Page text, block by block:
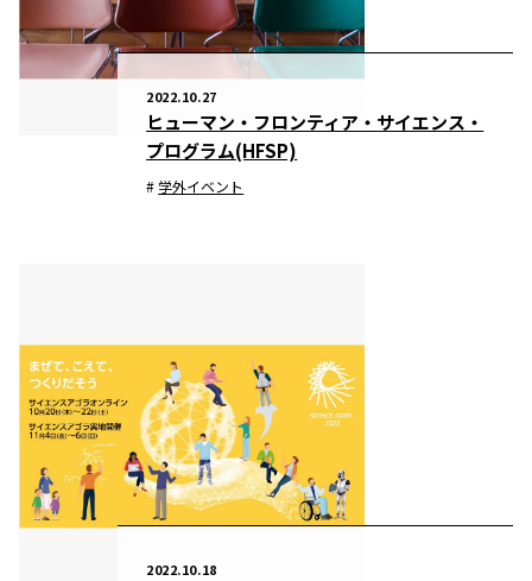
2022.10.27
ヒューマン・フロンティア・サイエンス・
プログラム(HFSP)
学外イベント
2022.10.18